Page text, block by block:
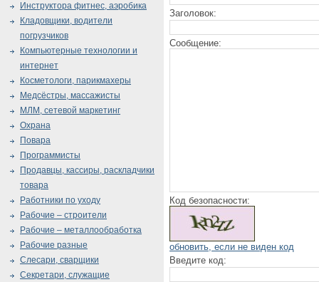
Заголовок:
Сообщение:
Код безопасности:
обновить, если не виден код
Введите код:
Инструктора фитнес, аэробика
Кладовщики, водители
погрузчиков
Компьютерные технологии и
интернет
Косметологи, парикмахеры
Медсёстры, массажисты
МЛМ, сетевой маркетинг
Охрана
Повара
Программисты
Продавцы, кассиры, раскладчики
товара
Работники по уходу
Рабочие – строители
Рабочие – металлообработка
Рабочие разные
Слесари, сварщики
Секретари, служащие